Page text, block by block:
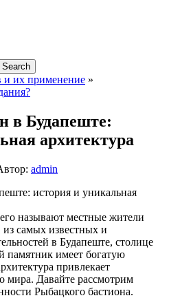
их применение »
в Будапеште:
архитектура
admin
называют местные жители
из самых известных и
в Будапеште, столице
памятник имеет богатую
привлекает
мира. Давайте рассмотрим
Рыбацкого бастиона.